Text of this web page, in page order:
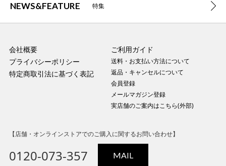
NEWS&FEATURE 特集
会社概要
プライバシーポリシー
特定商取引法に基づく表記
ご利用ガイド
送料・お支払い方法について
返品・キャンセルについて
会員登録
メールマガジン登録
実店舗のご案内はこちら(外部)
【店舗・オンラインストアでのご購入に関するお問い合わせ】
0120-073-357 MAIL